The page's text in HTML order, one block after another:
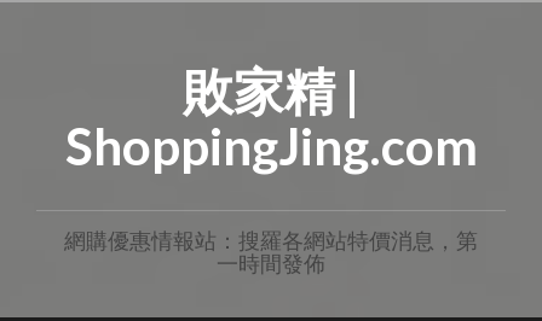
敗家精 |
ShoppingJing.com
網購優惠情報站：搜羅各網站特價消息，第
一時間發佈